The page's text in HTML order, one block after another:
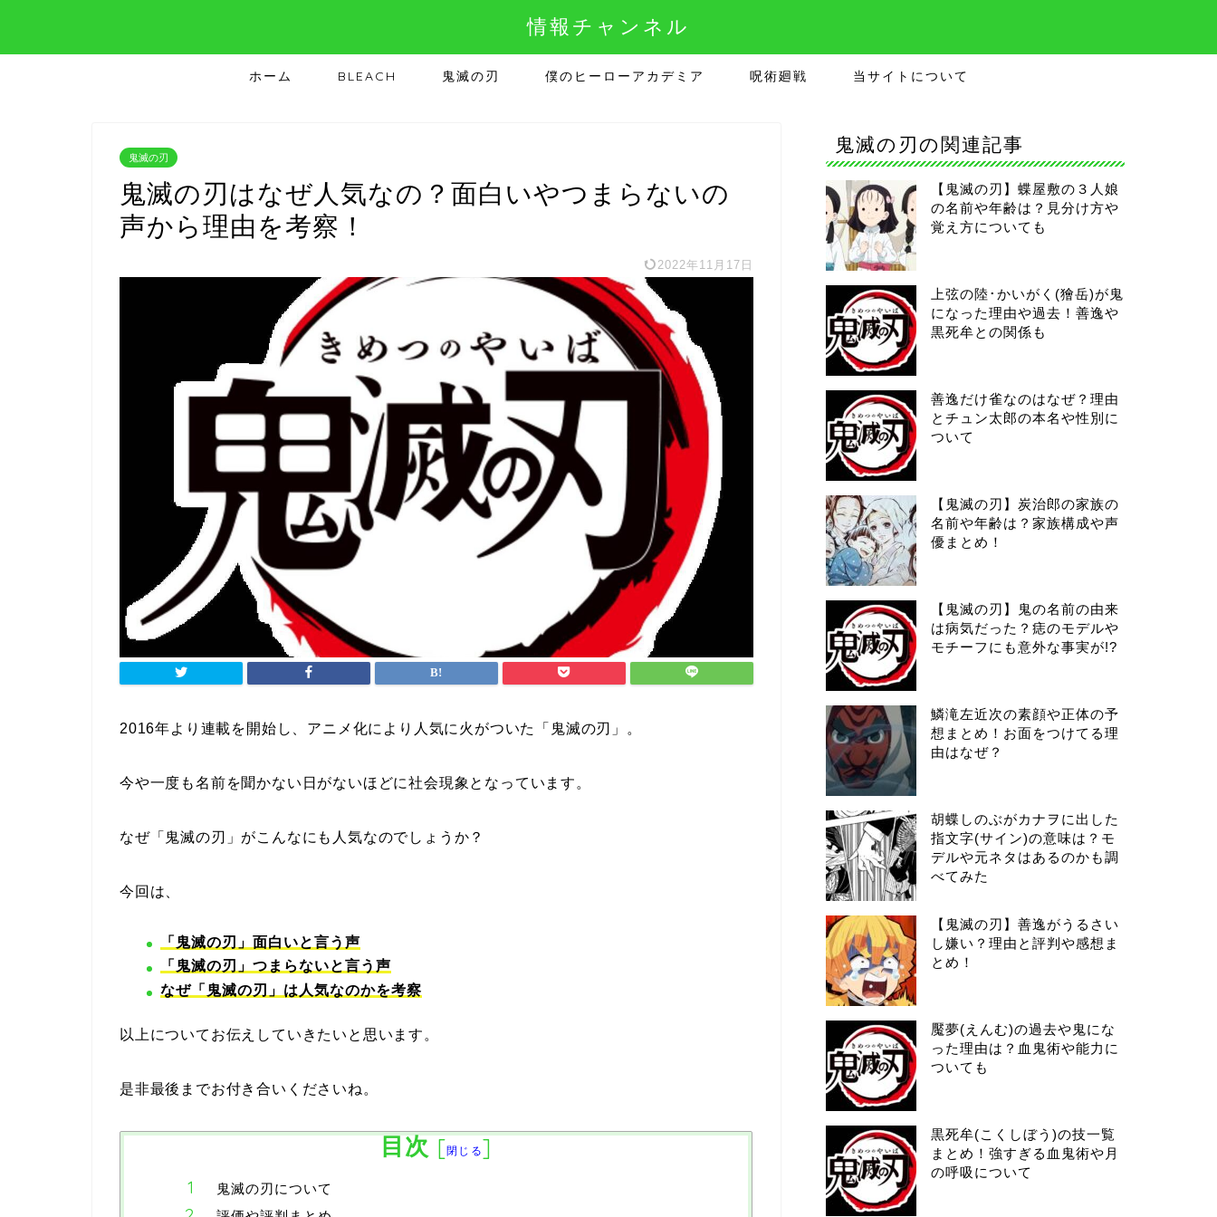
情報チャンネル
ホーム BLEACH 鬼滅の刃 僕のヒーローアカデミア 呪術廻戦 当サイトについて
鬼滅の刃
鬼滅の刃はなぜ人気なの？面白いやつまらないの
声から理由を考察！
2022年11月17日
2016年より連載を開始し、アニメ化により人気に火がついた「鬼滅の刃」。
今や一度も名前を聞かない日がないほどに社会現象となっています。
なぜ「鬼滅の刃」がこんなにも人気なのでしょうか？
今回は、
「鬼滅の刃」面白いと言う声
「鬼滅の刃」つまらないと言う声
なぜ「鬼滅の刃」は人気なのかを考察
以上についてお伝えしていきたいと思います。
是非最後までお付き合いくださいね。
目次 [閉じる]
鬼滅の刃について
鬼滅の刃の関連記事
【鬼滅の刃】蝶屋敷の３人娘
の名前や年齢は？見分け方や
覚え方についても
上弦の陸･かいがく(獪岳)が鬼
になった理由や過去！善逸や
黒死牟との関係も
善逸だけ雀なのはなぜ？理由
とチュン太郎の本名や性別に
ついて
【鬼滅の刃】炭治郎の家族の
名前や年齢は？家族構成や声
優まとめ！
【鬼滅の刃】鬼の名前の由来
は病気だった？痣のモデルや
モチーフにも意外な事実が!?
鱗滝左近次の素顔や正体の予
想まとめ！お面をつけてる理
由はなぜ？
胡蝶しのぶがカナヲに出した
指文字(サイン)の意味は？モ
デルや元ネタはあるのかも調
べてみた
【鬼滅の刃】善逸がうるさい
し嫌い？理由と評判や感想ま
とめ！
魘夢(えんむ)の過去や鬼にな
った理由は？血鬼術や能力に
ついても
黒死牟(こくしぼう)の技一覧
まとめ！強すぎる血鬼術や月
の呼吸について